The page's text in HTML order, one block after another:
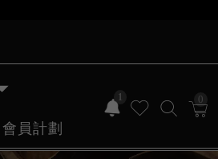
1 0
會員計劃